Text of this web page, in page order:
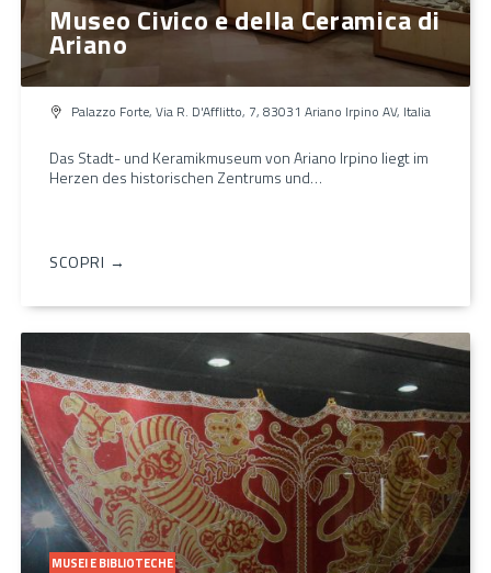
Museo Civico e della Ceramica di
Ariano
Palazzo Forte, Via R. D'Afflitto, 7, 83031 Ariano Irpino AV, Italia
Das Stadt- und Keramikmuseum von Ariano Irpino liegt im
Herzen des historischen Zentrums und…
SCOPRI →
MUSEI E BIBLIOTECHE